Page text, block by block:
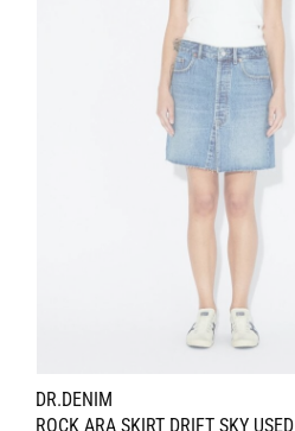
DR.DENIM
ROCK ARA SKIRT DRIFT SKY USED